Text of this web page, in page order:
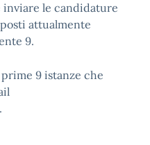
inviare le candidature
attualmente
9.
9 istanze che